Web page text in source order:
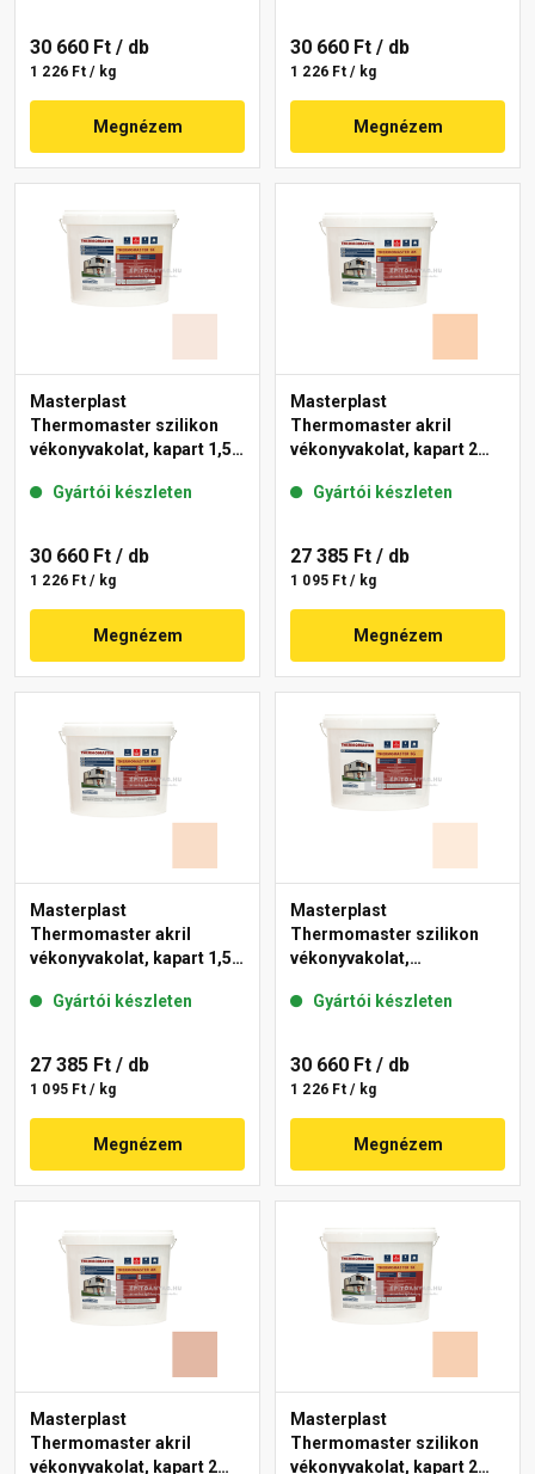
30 660 Ft / db
1 226 Ft / kg
Megnézem
30 660 Ft / db
1 226 Ft / kg
Megnézem
Masterplast
Thermomaster szilikon
vékonyvakolat, kapart 1,5
Gyártói készleten
30 660 Ft / db
1 226 Ft / kg
Megnézem
Masterplast
Thermomaster akril
vékonyvakolat, kapart 2
Gyártói készleten
27 385 Ft / db
1 095 Ft / kg
Megnézem
Masterplast
Thermomaster akril
vékonyvakolat, kapart 1,5
Gyártói készleten
27 385 Ft / db
1 095 Ft / kg
Megnézem
Masterplast
Thermomaster szilikon
vékonyvakolat,
04-F 25 kg
Gyártói készleten
30 660 Ft / db
1 226 Ft / kg
Megnézem
Masterplast
Thermomaster akril
vékonyvakolat, kapart 2
Masterplast
Thermomaster szilikon
vékonyvakolat, kapart 2